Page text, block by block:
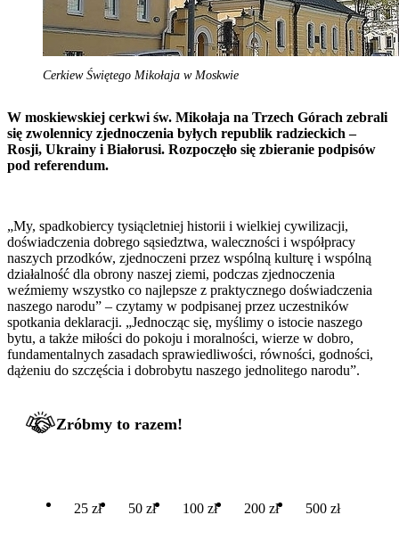
Cerkiew Świętego Mikołaja w Moskwie
W moskiewskiej cerkwi św. Mikołaja na Trzech Górach zebrali
się zwolennicy zjednoczenia byłych republik radzieckich –
Rosji, Ukrainy i Białorusi. Rozpoczęło się zbieranie podpisów
pod referendum.
„My, spadkobiercy tysiącletniej historii i wielkiej cywilizacji,
doświadczenia dobrego sąsiedztwa, waleczności i współpracy
naszych przodków, zjednoczeni przez wspólną kulturę i wspólną
działalność dla obrony naszej ziemi, podczas zjednoczenia
weźmiemy wszystko co najlepsze z praktycznego doświadczenia
naszego narodu” – czytamy w podpisanej przez uczestników
spotkania deklaracji. „Jednocząc się, myślimy o istocie naszego
bytu, a także miłości do pokoju i moralności, wierze w dobro,
fundamentalnych zasadach sprawiedliwości, równości, godności,
dążeniu do szczęścia i dobrobytu naszego jednolitego narodu”.
Zróbmy to razem!
25 zł 50 zł 100 zł 200 zł 500 zł